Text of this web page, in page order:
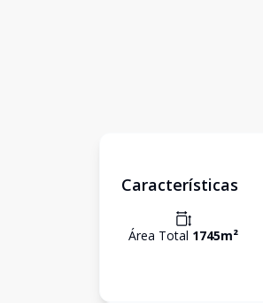
Características
Área Total 1745m²